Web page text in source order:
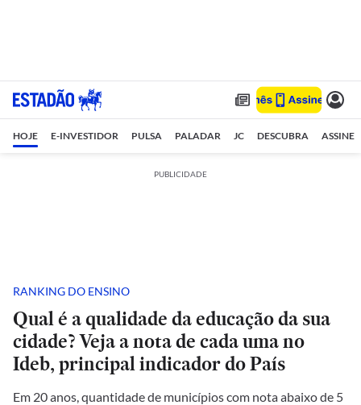
HOJE E-INVESTIDOR PULSA PALADAR JC DESCUBRA ASSINE
PUBLICIDADE
RANKING DO ENSINO
Qual é a qualidade da educação da sua
cidade? Veja a nota de cada uma no
Ideb, principal indicador do País
Em 20 anos, quantidade de municípios com nota abaixo de 5